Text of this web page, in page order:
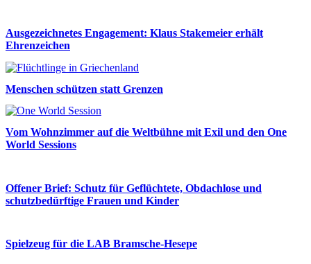
Ausgezeichnetes Engagement: Klaus Stakemeier erhält
Ehrenzeichen
Menschen schützen statt Grenzen
Vom Wohnzimmer auf die Weltbühne mit Exil und den One
World Sessions
Offener Brief: Schutz für Geflüchtete, Obdachlose und
schutzbedürftige Frauen und Kinder
Spielzeug für die LAB Bramsche-Hesepe